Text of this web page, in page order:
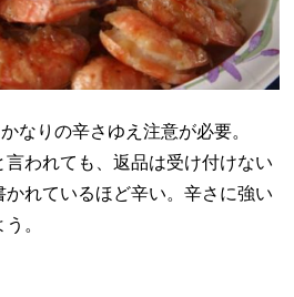
なりの辛さゆえ注意が必要。
言われても、返品は受け付けない
れているほど辛い。辛さに強い
。